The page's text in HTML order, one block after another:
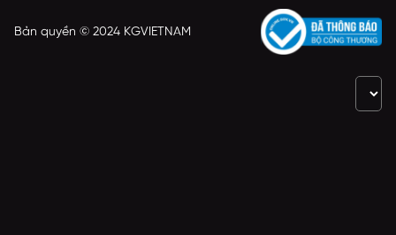
Bản quyền © 2024 KGVIETNAM